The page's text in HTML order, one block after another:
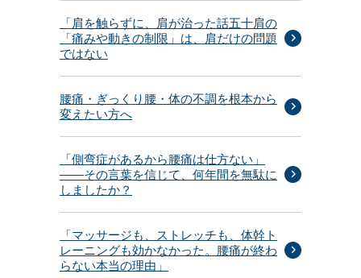
「肩を触らずに、肩が治った話五十肩の
「痛みや動きの制限」は、肩だけの問題
ではない
腰痛・ぎっくり腰・体の不調を根本から
変えたい方へ
「側弯症があるから腰痛は仕方ない」
——その言葉を信じて、何年間を無駄に
しましたか？
「マッサージも、ストレッチも、体幹ト
レーニングも効かなかった。腰痛が終わ
らない本当の理由」